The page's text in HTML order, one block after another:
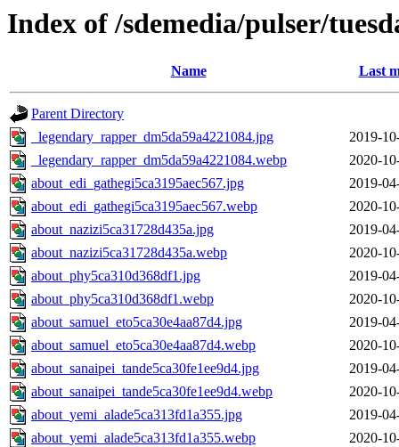
Index of /sdemedia/pulser/
Name Last
Parent Directory
_legendary_rapper_dm5da59a4221084.jpg
2019-
_legendary_rapper_dm5da59a4221084.webp
2020-
about_edi_gathegi5ca3195aec567.jpg
2019-
about_edi_gathegi5ca3195aec567.webp
2020-
about_nazizi5ca31728d435a.jpg
2019-
about_nazizi5ca31728d435a.webp
2020-
about_phy5ca310d368df1.jpg
2019-
about_phy5ca310d368df1.webp
2020-
about_samuel_eto5ca30e4aa87d4.jpg
2019-
about_samuel_eto5ca30e4aa87d4.webp
2020-
about_sanaipei_tande5ca30fe1ee9d4.jpg
2019-
about_sanaipei_tande5ca30fe1ee9d4.webp
2020-
about_yemi_alade5ca313fd1a355.jpg
2019-
about_yemi_alade5ca313fd1a355.webp
2020-